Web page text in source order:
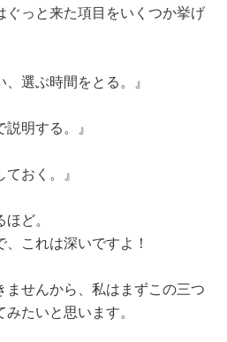
ぐっと来た項目をいくつか挙げ
、選ぶ時間をとる。』
明する。』
おく。』
ど。
これは深いですよ！
ませんから、私はまずこの三つ
たいと思います。